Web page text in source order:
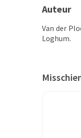
Auteur
Van der
Loghum.